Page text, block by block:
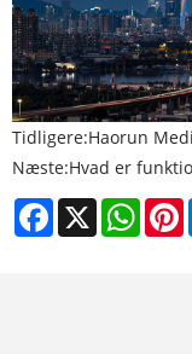
Tidligere:Haorun
Næste:Hvad er
Facebook
X